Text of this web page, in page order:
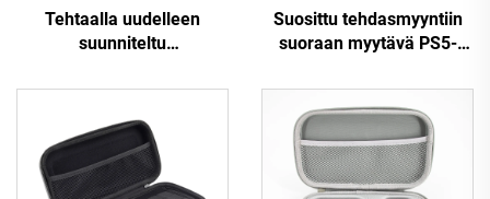
Tehtaalla uudelleen
suunniteltu
valmistajan valmistama
räätälöity suojakotelo
EVA-materiaalista, musta
kuulokkeiden
matkakotelo,
Suosittu tehdasmyyntiin
suoraan myytävä PS5-
suojava EVA-kantokotelo
PS5-ohjaimelle